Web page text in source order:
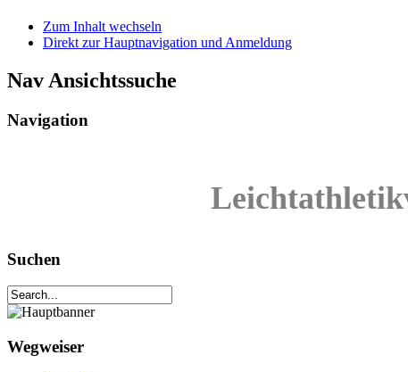
Zum Inhalt wechseln
Direkt zur Hauptnavigation und Anmeldung
Nav Ansichtssuche
Navigation
Suchen
Wegweiser